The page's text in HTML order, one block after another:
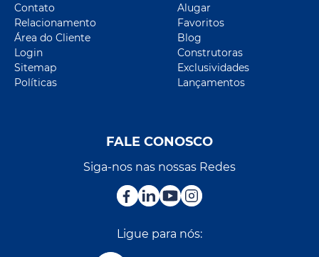
Contato
Relacionamento
Área do Cliente
Login
Sitemap
Políticas
Alugar
Favoritos
Blog
Construtoras
Exclusividades
Lançamentos
FALE CONOSCO
Siga-nos nas nossas Redes
Ligue para nós: